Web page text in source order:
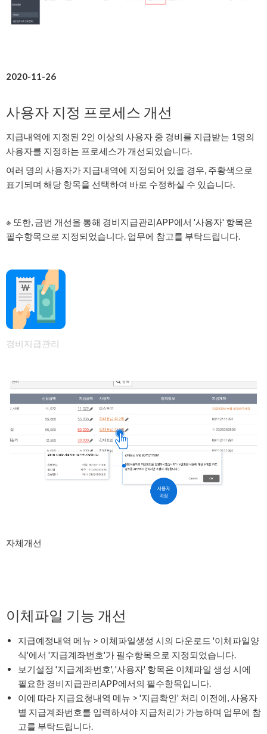
2020-11-26
사용자 지정 프로세스 개선
지급내역에 지정된 2인 이상의 사용자 중 경비를 지급받는 1명의
사용자를 지정하는 프로세스가 개선되었습니다.
여러 명의 사용자가 지급내역에 지정되어 있을 경우, 주황색으로
표기되며 해당 항목을 선택하여 바로 수정하실 수 있습니다.
※ 또한, 금번 개선을 통해 경비지급관리APP에서 '사용자' 항목은
필수항목으로 지정되었습니다. 업무에 참고를 부탁드립니다.
경비지급관리
자체개선
이체파일 기능 개선
지급예정내역 메뉴 > 이체파일생성 시의 다운로드 '이체파일양
식'에서 '지급계좌번호'가 필수항목으로 지정되었습니다.
보기설정 '지급계좌번호', '사용자' 항목은 이체파일 생성 시에
필요한 경비지급관리APP에서의 필수항목입니다.
이에 따라 지급요청내역 메뉴 > '지급확인' 처리 이전에, 사용자
별 지급계좌번호를 입력하셔야 지급처리가 가능하며 업무에 참
고를 부탁드립니다.